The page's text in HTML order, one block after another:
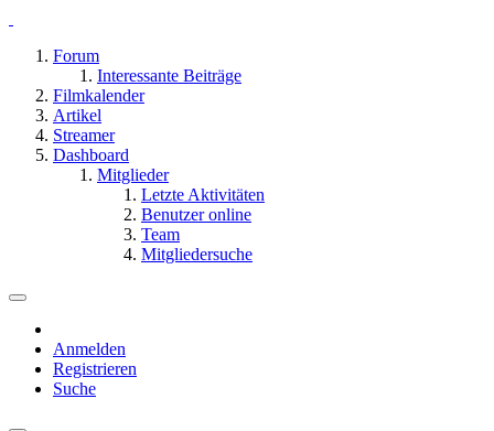
Forum
Interessante Beiträge
Filmkalender
Artikel
Streamer
Dashboard
Mitglieder
Letzte Aktivitäten
Benutzer online
Team
Mitgliedersuche
Anmelden
Registrieren
Suche